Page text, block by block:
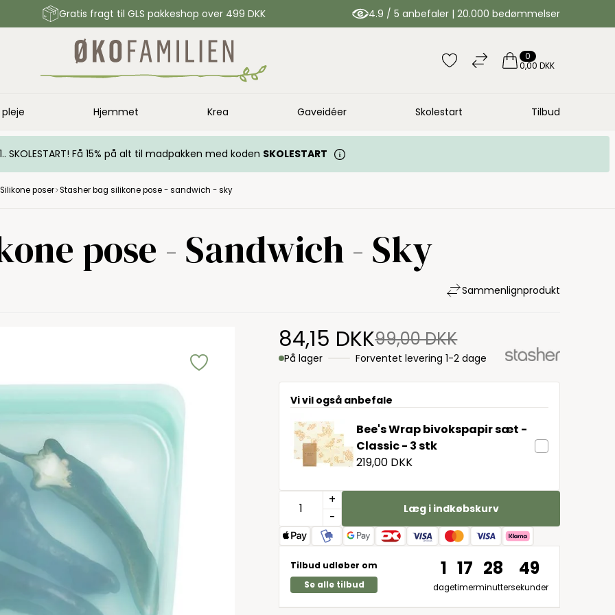
Gratis fragt til GLS pakkeshop over 499 DKK 4.9 / 5 anbefaler | 20.000 bedømmelser
0
0,00 DKK
Hjemmet Krea Gaveidéer Skolestart Tilbud
SKOLESTART! Få 15% på alt til madpakken med koden SKOLESTART
Silikone poser Stasher bag silikone pose - sandwich - sky
pose - Sandwich - Sky
Sammenlignprodukt
84,15 DKK99,00 DKK
På lager Forventet levering 1-2 dage
Vi vil også anbefale
Bee's Wrap bivokspapir sæt -
Classic - 3 stk
219,00 DKK
+
-
Læg i indkøbskurv
Tilbud udløber om
Se alle tilbud
1
dage
17
timer
28
minutter
48
sekunder